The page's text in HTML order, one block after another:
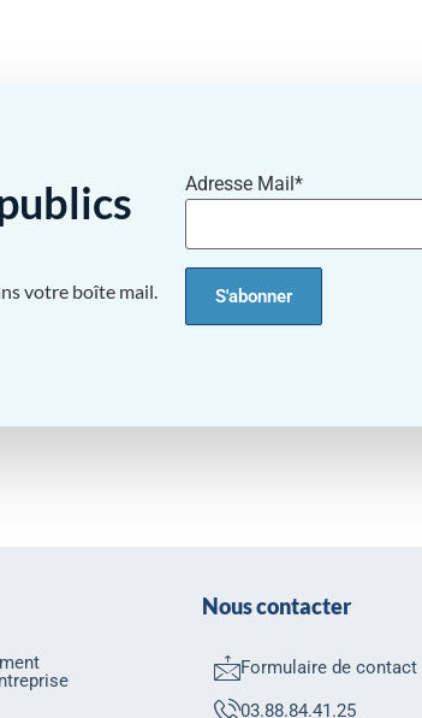
votre boîte mail.
Adresse Mail*
Nous contacter
Formulaire de contact
03.88.84.41.25